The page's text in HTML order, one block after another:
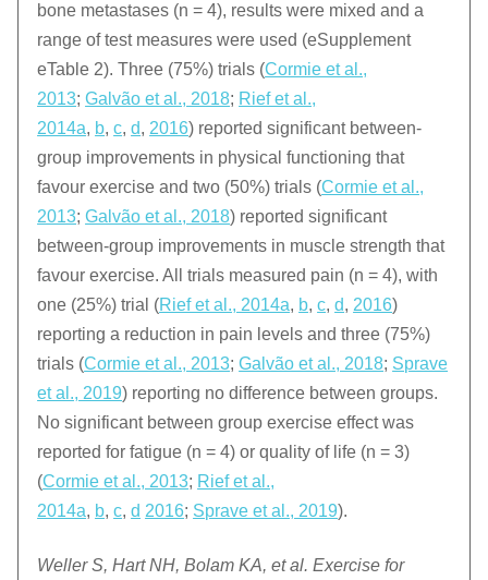
bone metastases (n = 4), results were mixed and a
range of test measures were used (eSupplement
eTable 2). Three (75%) trials (Cormie et al.,
2013;Galvão et al., 2018; Rief et al.,
2014a, b,c,d, 2016) reported significant between-
group improvements in physical functioning that
favour exercise and two (50%) trials (Cormie et al.,
2013;Galvão et al., 2018) reported significant
between-group improvements in muscle strength that
favour exercise. All trials measured pain (n = 4), with
one (25%) trial (Rief et al., 2014a, b,c,d, 2016)
reporting a reduction in pain levels and three (75%)
trials (Cormie et al., 2013;Galvão et al., 2018; Sprave
et al., 2019) reporting no difference between groups.
No significant between group exercise effect was
reported for fatigue (n = 4) or quality of life (n = 3)
(Cormie et al., 2013; Rief et al.,
2014a, b,c,d 2016; Sprave et al., 2019).
Weller S, Hart NH, Bolam KA, et al. Exercise for